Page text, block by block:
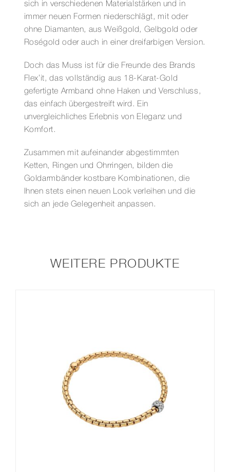
sich in verschiedenen Materialstärken und in
immer neuen Formen niederschlägt, mit oder
ohne Diamanten, aus Weißgold, Gelbgold oder
Roségold oder auch in einer dreifarbigen Version.
Doch das Muss ist für die Freunde des Brands
Flex’it, das vollständig aus 18-Karat-Gold
gefertigte Armband ohne Haken und Verschluss,
das einfach übergestreift wird. Ein
unvergleichliches Erlebnis von Eleganz und
Komfort.
Zusammen mit aufeinander abgestimmten
Ketten, Ringen und Ohrringen, bilden die
Goldarmbänder kostbare Kombinationen, die
Ihnen stets einen neuen Look verleihen und die
sich an jede Gelegenheit anpassen.
WEITERE PRODUKTE